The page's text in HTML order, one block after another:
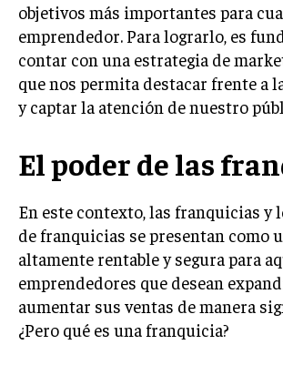
LIFESTYLE
ESTRATEGIAS DE MARKETING
AGENCIAS DE MARKETING
AGENCIAS DE
VENTA DE ENLACES
MARKETING DIGITAL
objetivos más importantes para
emprendedor. Para lograrlo, es
contar con una estrategia de
que nos permita destacar frente a
y captar la atención de nuestro
El poder de las
En este contexto, las franquicias y
de franquicias se presentan como
altamente rentable y segura para
emprendedores que desean
aumentar sus ventas de manera
¿Pero qué es una franquicia?